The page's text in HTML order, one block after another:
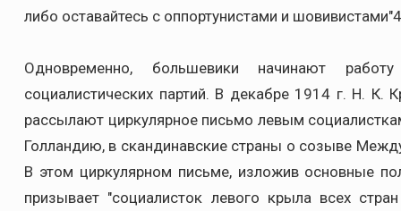
либо оставайтесь с оппортунистами и
Одновременно, большевики начинают
социалистических партий. В декабре 1914 г. Н.
рассылают циркулярное письмо левым
Голландию, в скандинавские страны о созыве
В этом циркулярном письме, изложив основные
призывает "социалисток левого крыла всех